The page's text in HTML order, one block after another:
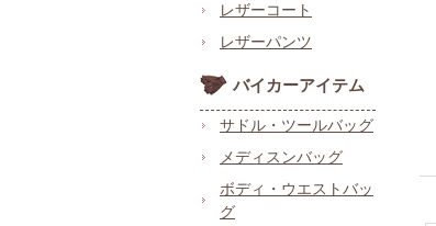
レザーコート
レザーパンツ
バイカーアイテム
サドル・ツールバッグ
メディスンバッグ
ボディ・ウエストバッ
グ